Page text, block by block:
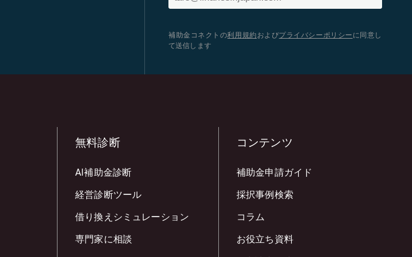
補助金コネクトの利用規約 およびプライバシーポリシー に同意し
て送信します
無料診断
AI補助金診断
経営診断ツール
借り換えシミュレーション
専門家に相談
コンテンツ
補助金申請ガイド
採択事例検索
コラム
お役立ち資料